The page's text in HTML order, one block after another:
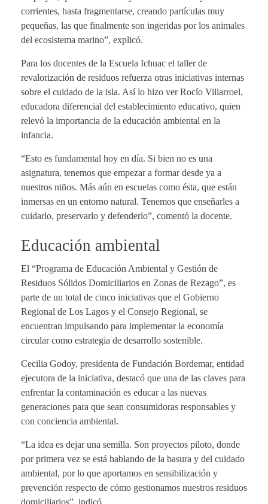
corrientes, hasta fragmentarse, creando partículas muy
pequeñas, las que finalmente son ingeridas por los animales
del ecosistema marino”, explicó.
Para los docentes de la Escuela Ichuac el taller de
revalorización de residuos refuerza otras iniciativas internas
sobre el cuidado de la isla. Así lo hizo ver Rocío Villarroel,
educadora diferencial del establecimiento educativo, quien
relevó la importancia de la educación ambiental en la
infancia.
“Esto es fundamental hoy en día. Si bien no es una
asignatura, tenemos que empezar a formar desde ya a
nuestros niños. Más aún en escuelas como ésta, que están
inmersas en un entorno natural. Tenemos que enseñarles a
cuidarlo, preservarlo y defenderlo”, comentó la docente.
Educación ambiental
El “Programa de Educación Ambiental y Gestión de
Residuos Sólidos Domiciliarios en Zonas de Rezago”, es
parte de un total de cinco iniciativas que el Gobierno
Regional de Los Lagos y el Consejo Regional, se
encuentran impulsando para implementar la economía
circular como estrategia de desarrollo sostenible.
Cecilia Godoy, presidenta de Fundación Bordemar, entidad
ejecutora de la iniciativa, destacó que una de las claves para
enfrentar la contaminación es educar a las nuevas
generaciones para que sean consumidoras responsables y
con conciencia ambiental.
“La idea es dejar una semilla. Son proyectos piloto, donde
por primera vez se está hablando de la basura y del cuidado
ambiental, por lo que aportamos en sensibilización y
prevención respecto de cómo gestionamos nuestros residuos
domiciliarios”, indicó.